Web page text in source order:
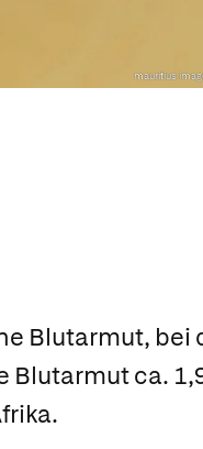
mauritius
Blutarmut, bei
Blutarmut ca.